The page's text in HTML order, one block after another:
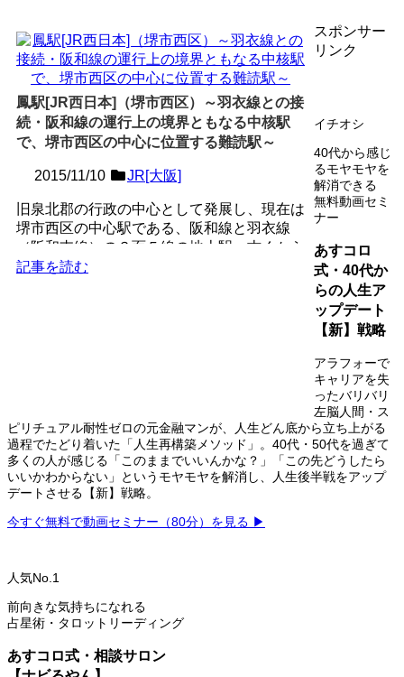
鳳駅[JR西日本]（堺市西区）～羽衣線との接
続・阪和線の運行上の境界ともなる中核駅
で、堺市西区の中心に位置する難読駅～
2015/11/10 JR[大阪]
旧泉北郡の行政の中心として発展し、現在は
堺市西区の中心駅である、阪和線と羽衣線
（阪和支線）の３面５線の地上駅。古くから
「大鳥大社」の門前町で...
記事を読む
スポンサー
リンク
イチオシ
40代から感じ
るモヤモヤを
解消できる
無料動画セミ
ナー
あすコロ
式・40代か
らの人生ア
ップデート
【新】戦略
アラフォーで
キャリアを失
ったバリバリ
左脳人間・ス
ピリチュアル耐性ゼロの元金融マンが、人生どん底から立ち上がる
過程でたどり着いた「人生再構築メソッド」。40代・50代を過ぎて
多くの人が感じる「このままでいいんかな？」「この先どうしたら
いいかわからない」というモヤモヤを解消し、人生後半戦をアップ
デートさせる【新】戦略。
今すぐ無料で動画セミナー（80分）を見る ▶
人気No.1
前向きな気持ちになれる
占星術・タロットリーディング
あすコロ式・相談サロン